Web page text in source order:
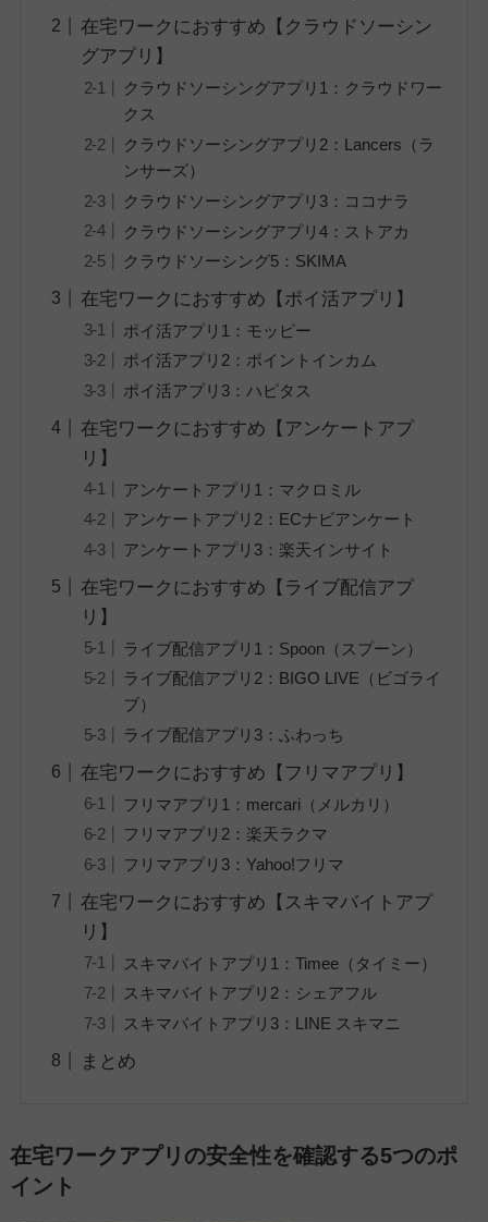
在宅ワークにおすすめ【クラウドソーシン
グアプリ】
クラウドソーシングアプリ1：クラウドワー
クス
クラウドソーシングアプリ2：Lancers（ラ
ンサーズ）
クラウドソーシングアプリ3：ココナラ
クラウドソーシングアプリ4：ストアカ
クラウドソーシング5：SKIMA
在宅ワークにおすすめ【ポイ活アプリ】
ポイ活アプリ1：モッピー
ポイ活アプリ2：ポイントインカム
ポイ活アプリ3：ハピタス
在宅ワークにおすすめ【アンケートアプ
リ】
アンケートアプリ1：マクロミル
アンケートアプリ2：ECナビアンケート
アンケートアプリ3：楽天インサイト
在宅ワークにおすすめ【ライブ配信アプ
リ】
ライブ配信アプリ1：Spoon（スプーン）
ライブ配信アプリ2：BIGO LIVE（ビゴライ
ブ）
ライブ配信アプリ3：ふわっち
在宅ワークにおすすめ【フリマアプリ】
フリマアプリ1：mercari（メルカリ）
フリマアプリ2：楽天ラクマ
フリマアプリ3：Yahoo!フリマ
在宅ワークにおすすめ【スキマバイトアプ
リ】
スキマバイトアプリ1：Timee（タイミー）
スキマバイトアプリ2：シェアフル
スキマバイトアプリ3：LINE スキマニ
まとめ
在宅ワークアプリの安全性を確認する5つのポ
イント